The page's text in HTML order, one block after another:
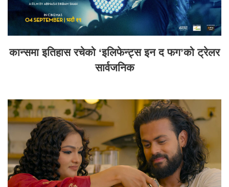
कान्समा इतिहास रचेको ‘इलिफेन्ट्स इन द फग’को ट्रेलर
सार्वजनिक